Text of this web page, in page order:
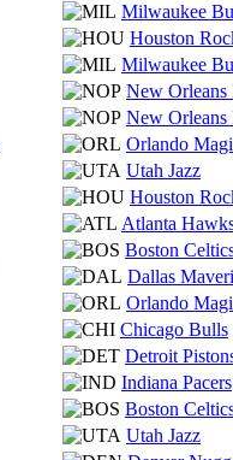
Milwaukee
Houston
Milwaukee
New Orleans
New Orleans
Orlando
Utah Jazz
Houston
Atlanta
Boston
Dallas
Orlando
Chicago Bulls
Detroit
Indiana Pacers
Boston
Utah Jazz